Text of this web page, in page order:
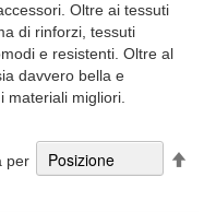
Oltre ai tessuti
di rinforzi, tessuti
e resistenti. Oltre al
davvero bella e
materiali migliori.
per